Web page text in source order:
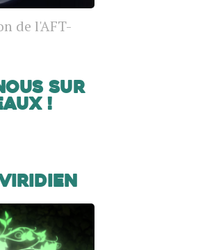
de l'AFT-
sur
!